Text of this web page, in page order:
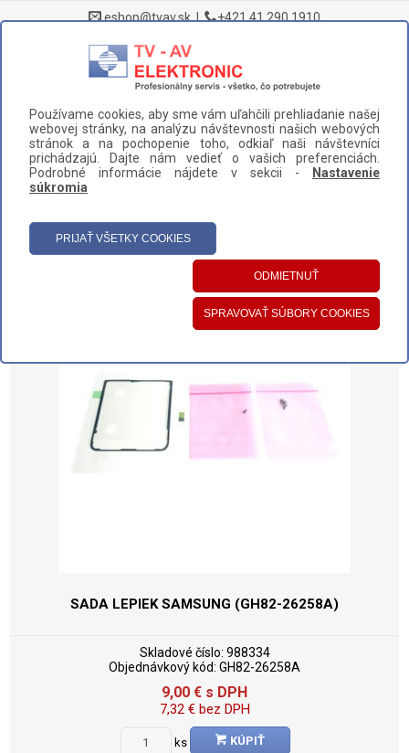
eshop@tvav.sk| +421 41 290 1910
DOMOV > NÁHRADNÉ DIELY A PRÍSLUŠENSTVO >
MOBILNÉ TELEFÓNY A TABLETY >
SADA LEPIEK SAMSUNG (GH82-26258A)
HLAVNÉ MENU
KATEGÓRIE
SADA LEPIEK SAMSUNG (GH82-26258A)
Skladové číslo: 988334
Objednávkový kód: GH82-26258A
9,00 € s DPH
7,32 €bez DPH
ks KÚPIŤ
Používame cookies, aby sme vám uľahčili prehliadanie našej
webovej stránky, na analýzu návštevnosti našich webových
stránok a na pochopenie toho, odkiaľ naši návštevníci
prichádzajú. Dajte nám vedieť o vašich preferenciách.
Podrobné informácie nájdete v sekcii -
Nastavenie
súkromia